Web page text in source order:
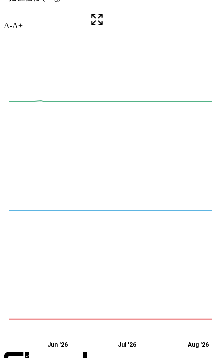
A-A+
Jun '26 Jul '26 Aug '26